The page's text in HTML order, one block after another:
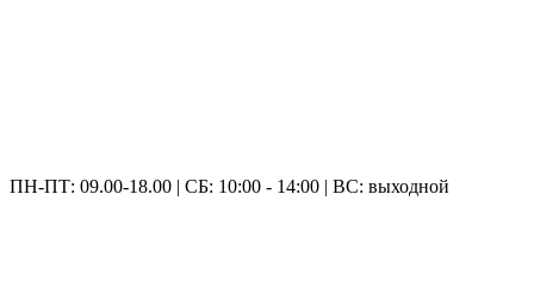
ПН-ПТ: 09.00-18.00 | СБ: 10:00 - 14:00 | ВС: выходной